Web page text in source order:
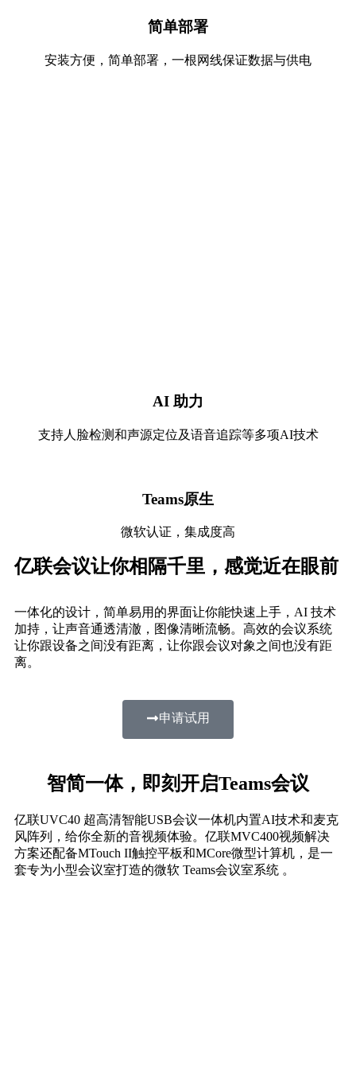
简单部署
安装方便，简单部署，一根网线保证数据与供电
AI 助力
支持人脸检测和声源定位及语音追踪等多项AI技术
Teams原生
微软认证，集成度高
亿联会议让你相隔千里，感觉近在眼前
一体化的设计，简单易用的界面让你能快速上手，AI 技术
加持，让声音通透清澈，图像清晰流畅。高效的会议系统
让你跟设备之间没有距离，让你跟会议对象之间也没有距
离。
申请试用
智简一体，即刻开启Teams会议
亿联UVC40 超高清智能USB会议一体机内置AI技术和麦克
风阵列，给你全新的音视频体验。亿联MVC400视频解决
方案还配备MTouch II触控平板和MCore微型计算机，是一
套专为小型会议室打造的微软 Teams会议室系统 。